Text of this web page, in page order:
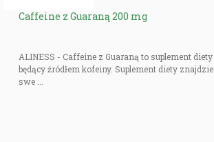
Caffeine z Guaraną 200 mg
ALINESS - Caffeine z Guaraną to suplement diety
będący źródłem kofeiny. Suplement diety znajdzie
swe ...